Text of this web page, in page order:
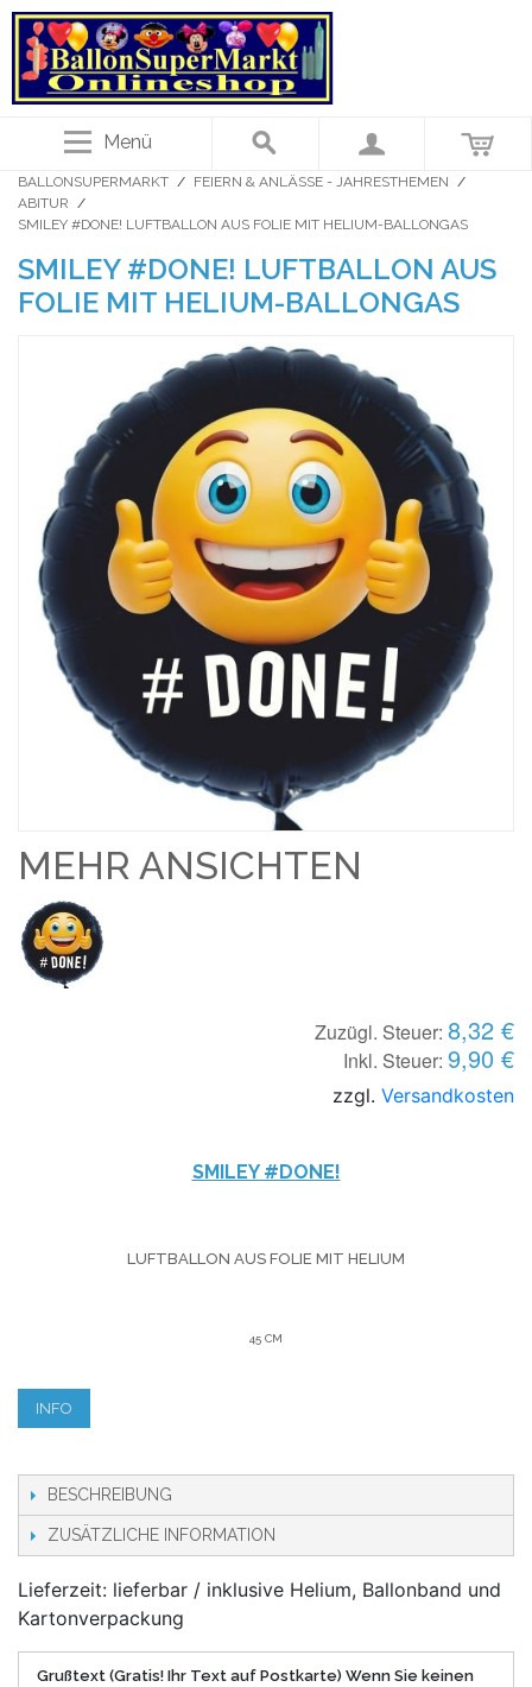
Menü
BALLONSUPERMARKT / FEIERN & ANLÄSSE - JAHRESTHEMEN /
ABITUR /
SMILEY #DONE! LUFTBALLON AUS FOLIE MIT HELIUM-BALLONGAS
SMILEY #DONE! LUFTBALLON AUS
FOLIE MIT HELIUM-BALLONGAS
MEHR ANSICHTEN
Zuzügl. Steuer: 8,32 €
Inkl. Steuer: 9,90 €
zzgl. Versandkosten
SMILEY #DONE!
LUFTBALLON AUS FOLIE MIT HELIUM
45 CM
INFO
BESCHREIBUNG
ZUSÄTZLICHE INFORMATION
Lieferzeit: lieferbar / inklusive Helium, Ballonband und
Kartonverpackung
Grußtext (Gratis! Ihr Text auf Postkarte) Wenn Sie keinen